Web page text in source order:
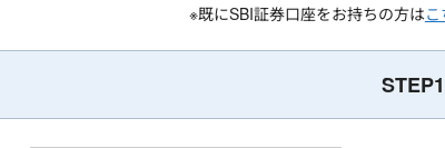
※既にSBI証券口座をお持ちの方は
STEP1